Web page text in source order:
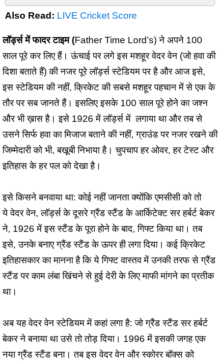
Also Read: LIVE Cricket Score
लॉर्ड्स में फादर टाइम (Father Time Lord’s) ने अपने 100
साल पूरे कर लिए हैं। ऊंचाई पर लगे इस मशहूर वेदर वेन (जो हवा की
दिशा बताते हैं) की नजर पूरे लॉर्ड्स स्टेडियम पर है और आज इसे,
इस स्टेडियम की नहीं, क्रिकेट की सबसे मशहूर पहचान में से एक के
तौर पर सब जानते हैं। इसलिए इसके 100 साल पूरे होने का जश्न
और भी ख़ास है। इसे 1926 में लॉर्ड्स में लगाया था और तब से
उसने सिर्फ हवा का मिजाज बताने की नहीं, ग्राउंड पर नजर रखने की
जिम्मेदारी को भी, बखूबी निभाया है। चुपचाप हर ओवर, हर टेस्ट और
इतिहास के हर पल को देखा है।
इसे किसने बनवाया था: कोई नहीं जानता क्योंकि एमसीसी को तो
ये वेदर वेन, लॉर्ड्स के दूसरे ग्रैंड स्टैंड के आर्किटेक्ट सर हर्बर्ट बेकर
ने, 1926 में इस स्टैंड के पूरा होने के बाद, गिफ्ट किया था। तब
इसे, उनके बनाए ग्रैंड स्टैंड के ऊपर ही लगा दिया। कई क्रिकेट
इतिहासकार का मानना है कि ये गिफ्ट वास्तव में उनकी तरफ से ग्रैंड
स्टैंड पर काम लंबा खिंचने से हुई देरी के लिए माफी मांगने का प्रतीक
था।
अब यह वेदर वेन स्टेडियम में कहां लगा है: जो ग्रैंड स्टैंड सर हर्बर्ट
बेकर ने बनाया था उसे तो तोड़ दिया। 1996 में इसकी जगह एक
नया ग्रैंड स्टैंड बना। तब इस वेदर वेन और स्कोरर बॉक्स को